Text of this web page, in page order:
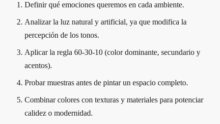
Definir qué emociones queremos en cada ambiente.
Analizar la luz natural y artificial, ya que modifica la
percepción de los tonos.
Aplicar la regla 60-30-10 (color dominante, secundario y
acentos).
Probar muestras antes de pintar un espacio completo.
Combinar colores con texturas y materiales para potenciar
calidez o modernidad.